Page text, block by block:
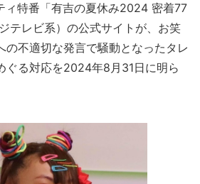
ィ特番「有吉の夏休み2024 密着77
テレビ系）の公式サイトが、お笑
の不適切な発言で騒動となったタレ
ぐる対応を2024年8月31日に明ら